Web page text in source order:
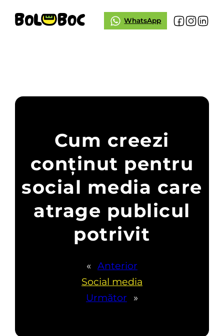
WhatsApp
Cum creezi
conținut pentru
social media care
atrage publicul
potrivit
« Anterior
Social media
Următor
»